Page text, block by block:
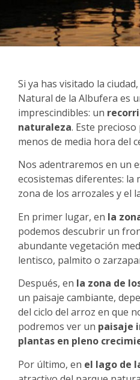
Si ya has visitado la
Natural de la Albufera es
imprescindibles: un
naturaleza. Este
menos de media hora del
Nos adentraremos en un
ecosistemas diferentes: la
zona de los arrozales y el
En primer lugar, en la
podemos descubrir un
abundante vegetación
lentisco, palmito o
Después, en la zona de
un paisaje cambiante,
del ciclo del arroz en que
podremos ver un paisaje
plantas en pleno
Por último, en el lago de